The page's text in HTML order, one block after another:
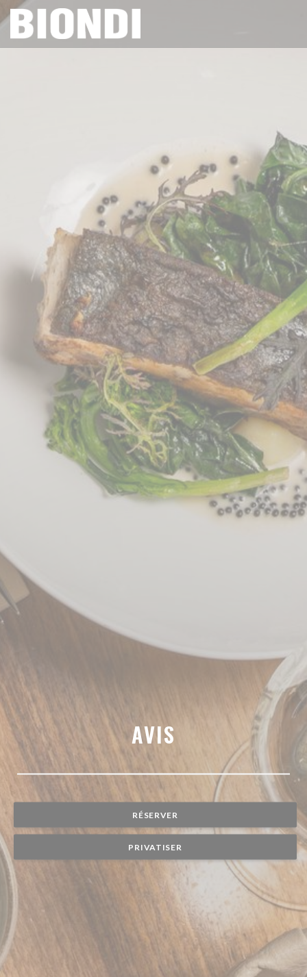
Personnalisation de vos choix en matière de cookies
AVIS
RÉSERVER
PRIVATISER